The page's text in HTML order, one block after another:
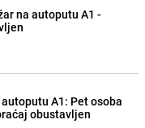
na autoputu A1 -
A1: Pet osoba
obustavljen